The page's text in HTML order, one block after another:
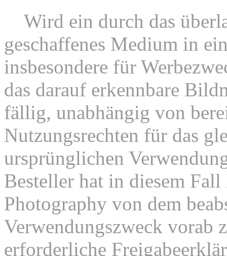
Wird ein durch das
geschaffenes Medium in
insbesondere für
das darauf erkennbare
fällig, unabhängig von
Nutzungsrechten für das
ursprünglichen
Besteller hat in diesem
Photography von dem
Verwendungszweck vorab
erforderliche